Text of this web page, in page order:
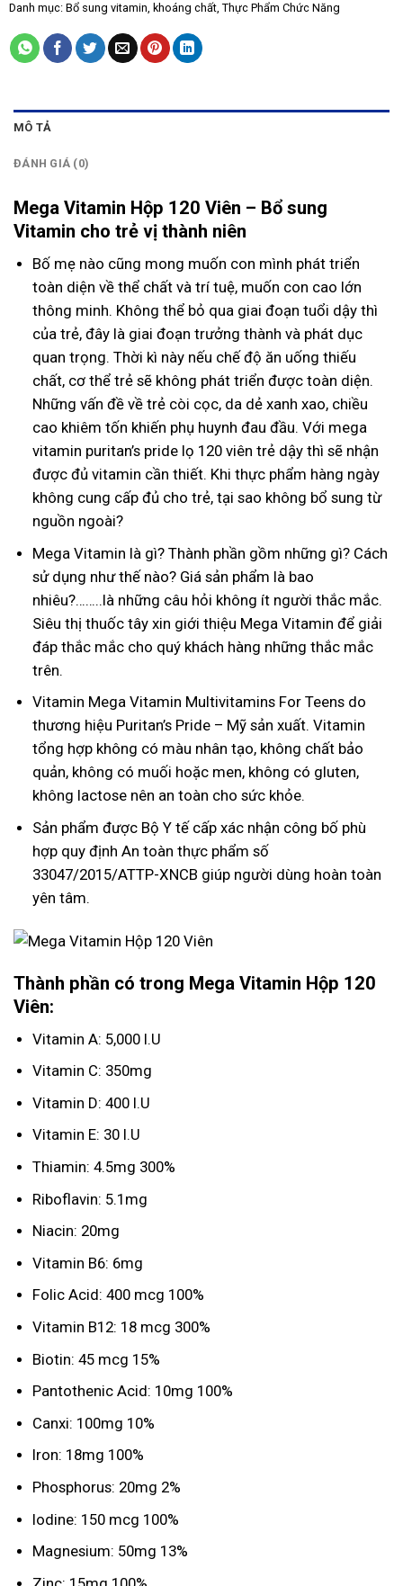
Danh mục: Bổ sung vitamin, khoáng chất, Thực Phẩm Chức Năng
MÔ TẢ
ĐÁNH GIÁ (0)
Mega Vitamin Hộp 120 Viên – Bổ sung
Vitamin cho trẻ vị thành niên
Bố mẹ nào cũng mong muốn con mình phát triển
toàn diện về thể chất và trí tuệ, muốn con cao lớn
thông minh. Không thể bỏ qua giai đoạn tuổi dậy thì
của trẻ, đây là giai đoạn trưởng thành và phát dục
quan trọng. Thời kì này nếu chế độ ăn uống thiếu
chất, cơ thể trẻ sẽ không phát triển được toàn diện.
Những vấn đề về trẻ còi cọc, da dẻ xanh xao, chiều
cao khiêm tốn khiến phụ huynh đau đầu. Với mega
vitamin puritan’s pride lọ 120 viên trẻ dậy thì sẽ nhận
được đủ vitamin cần thiết. Khi thực phẩm hàng ngày
không cung cấp đủ cho trẻ, tại sao không bổ sung từ
nguồn ngoài?
Mega Vitamin là gì? Thành phần gồm những gì? Cách
sử dụng như thế nào? Giá sản phẩm là bao
nhiêu?……..là những câu hỏi không ít người thắc mắc.
Siêu thị thuốc tây xin giới thiệu Mega Vitamin để giải
đáp thắc mắc cho quý khách hàng những thắc mắc
trên.
Vitamin Mega Vitamin Multivitamins For Teens do
thương hiệu Puritan’s Pride – Mỹ sản xuất. Vitamin
tổng hợp không có màu nhân tạo, không chất bảo
quản, không có muối hoặc men, không có gluten,
không lactose nên an toàn cho sức khỏe.
Sản phẩm được Bộ Y tế cấp xác nhận công bố phù
hợp quy định An toàn thực phẩm số
33047/2015/ATTP-XNCB​ giúp người dùng hoàn toàn
yên tâm.
Thành phần có trong Mega Vitamin Hộp 120
Viên:
Vitamin A: 5,000 I.U
Vitamin C: 350mg
Vitamin D: 400 I.U
Vitamin E: 30 I.U
Thiamin: 4.5mg 300%
Riboflavin: 5.1mg
Niacin: 20mg
Vitamin B6: 6mg
Folic Acid: 400 mcg 100%
Vitamin B12: 18 mcg 300%
Biotin: 45 mcg 15%
Pantothenic Acid: 10mg 100%
Canxi: 100mg 10%
Iron: 18mg 100%
Phosphorus: 20mg 2%
Iodine: 150 mcg 100%
Magnesium: 50mg 13%